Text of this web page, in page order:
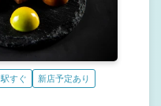
駅すぐ 新店予定あり